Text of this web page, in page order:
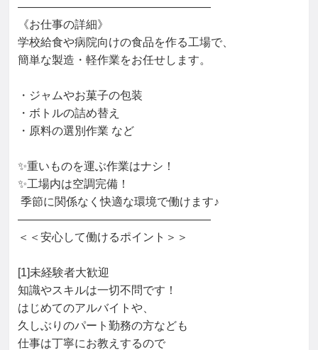
―――――――――――――――――
《お仕事の詳細》
学校給食や病院向けの食品を作る工場で、
簡単な製造・軽作業をお任せします。
・ジャムやお菓子の包装
・ボトルの詰め替え
・原料の選別作業 など
✨重いものを運ぶ作業はナシ！
✨工場内は空調完備！
―――――――――――――――――
＜＜安心して働けるポイント＞＞
[1]未経験者大歓迎
知識やスキルは一切不問です！
はじめてのアルバイトや、
久しぶりのパート勤務の方なども
仕事は丁寧にお教えするので